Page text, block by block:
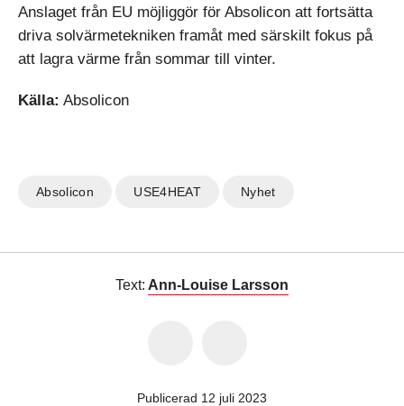
Anslaget från EU möjliggör för Absolicon att fortsätta
driva solvärmetekniken framåt med särskilt fokus på
att lagra värme från sommar till vinter.
Källa: Absolicon
Absolicon USE4HEAT Nyhet
Text: Ann-Louise Larsson
Publicerad 12 juli 2023